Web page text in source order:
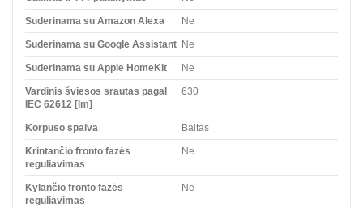
Suderinama su Amazon Alexa Ne
Suderinama su Google Assistant Ne
Suderinama su Apple HomeKit Ne
Vardinis šviesos srautas pagal
IEC 62612 [lm]
630
Korpuso spalva Baltas
Krintančio fronto fazės
reguliavimas
Ne
Kylančio fronto fazės
reguliavimas
Ne